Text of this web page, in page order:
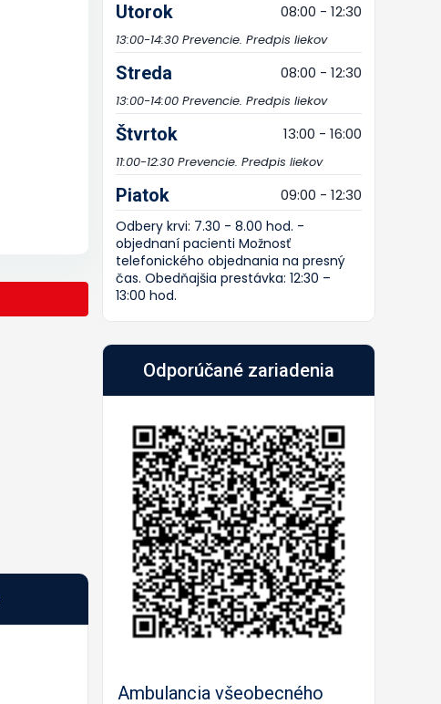
Utorok 08:00 - 12:30
13:00-14:30 Prevencie. Predpis liekov
Streda 08:00 - 12:30
13:00-14:00 Prevencie. Predpis liekov
Štvrtok 13:00 - 16:00
11:00-12:30 Prevencie. Predpis liekov
Piatok 09:00 - 12:30
Odbery krvi: 7.30 - 8.00 hod. -
objednaní pacienti Možnosť
telefonického objednania na presný
čas. Obedňajšia prestávka: 12:30 –
13:00 hod.
Odporúčané zariadenia
Ambulancia všeobecného
Predch.